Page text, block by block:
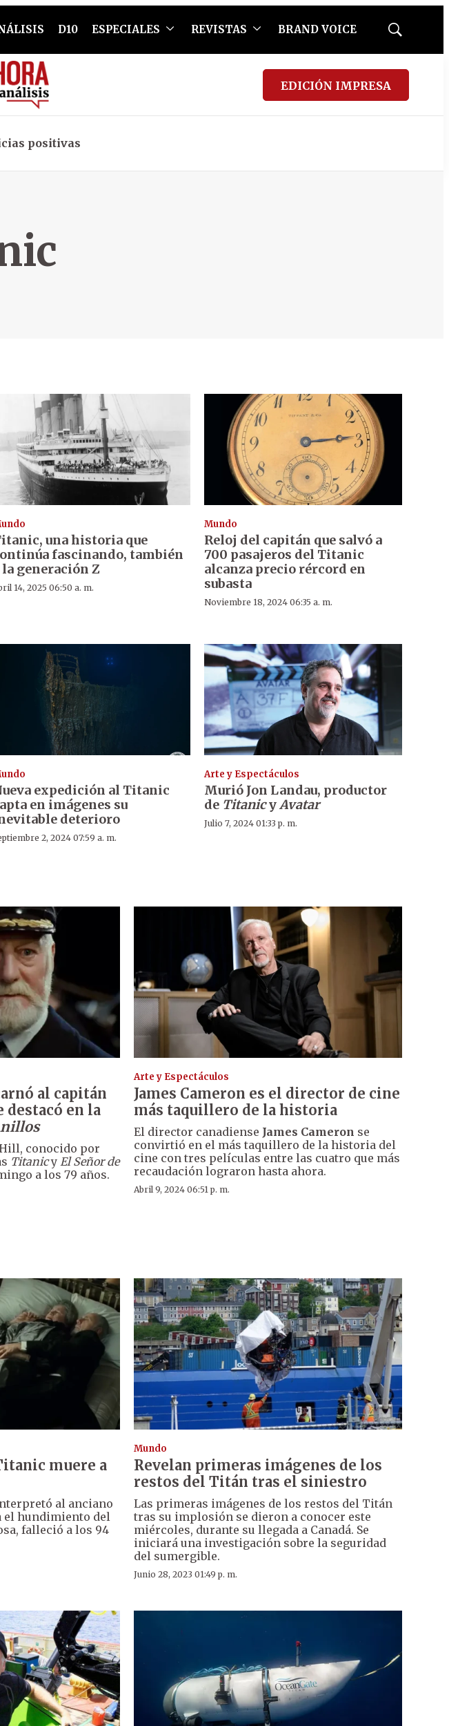
D10 ESPECIALES REVISTAS BRAND VOICE
Mostrar
EDICIÓN IMPRESA
positivas
una historia que
fascinando, también
la generación Z
14, 2025 06:50 a. m.
Mundo
Reloj del capitán que salvó a
700 pasajeros del Titanic
alcanza precio rércord en
subasta
Noviembre 18, 2024 06:35 a. m.
expedición al Titanic
en imágenes su
deterioro
2, 2024 07:59 a. m.
Arte y Espectáculos
Murió Jon Landau, productor
de TitanicyAvatar
Julio 7, 2024 01:33 p. m.
al capitán
destacó en la
conocido por
TitanicyEl Señor de
a los 79 años.
Arte y Espectáculos
James Cameron es el director de cine
más taquillero de la historia
El director canadiense James Cameron se
convirtió en el más taquillero de la historia del
cine con tres películas entre las cuatro que más
recaudación lograron hasta ahora.
Abril 9, 2024 06:51 p. m.
muere a
al anciano
el hundimiento del
falleció a los 94
Mundo
Revelan primeras imágenes de los
restos del Titán tras el siniestro
Las primeras imágenes de los restos del Titán
tras su implosión se dieron a conocer este
miércoles, durante su llegada a Canadá. Se
iniciará una investigación sobre la seguridad
del sumergible.
Junio 28, 2023 01:49 p. m.